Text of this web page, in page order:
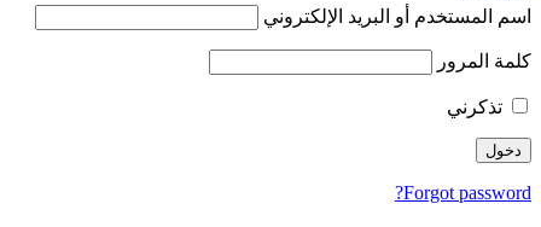
اسم المستخدم أو البريد الإلكتروني
كلمة المرور
تذكرني
Forgot password?